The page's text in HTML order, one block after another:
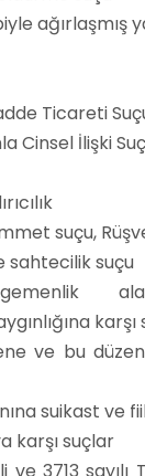
ağırlaşmış
Ticareti
Cinsel İlişki
suçu,
sahtecilik suçu
ve bu
suikast ve
karşı suçlar